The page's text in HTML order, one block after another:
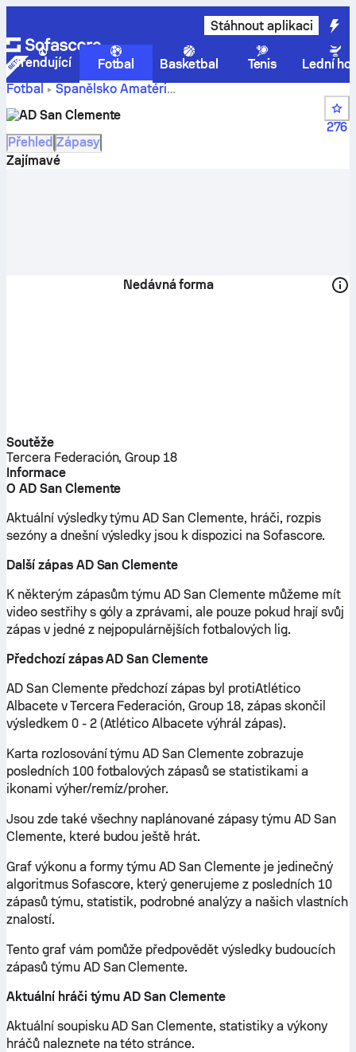
Stáhnout aplikaci
Trendující Fotbal Basketbal Tenis
Lední
Fotbal
ŠpanělskoAmatéri
Tercera Federación, Group 18
výsledky, zápasy, tabulky, a hráčské statistiky
AD San Clemente
276
Přehled Zápasy
Zajímavé
Nedávná forma
Soutěže
Tercera Federación, Group 18
Informace
O AD San Clemente
Aktuální výsledky týmu AD San Clemente, hráči, rozpis
sezóny a dnešní výsledky jsou k dispozici na Sofascore.
Další zápas AD San Clemente
K některým zápasům týmu AD San Clemente můžeme mít
video sestřihy s góly a zprávami, ale pouze pokud hrají svůj
zápas v jedné z nejpopulárnějších fotbalových lig.
Předchozí zápas AD San Clemente
AD San Clemente předchozí zápas byl protiAtlético
Albacete v Tercera Federación, Group 18, zápas skončil
výsledkem 0 - 2 (Atlético Albacete výhrál zápas).
Karta rozlosování týmu AD San Clemente zobrazuje
posledních 100 fotbalových zápasů se statistikami a
ikonami výher/remíz/proher.
Jsou zde také všechny naplánované zápasy týmu AD San
Clemente, které budou ještě hrát.
Graf výkonu a formy týmu AD San Clemente je jedinečný
algoritmus Sofascore, který generujeme z posledních 10
zápasů týmu, statistik, podrobné analýzy a našich vlastních
znalostí.
Tento graf vám pomůže předpovědět výsledky budoucích
zápasů týmu AD San Clemente.
Aktuální hráči týmu AD San Clemente
Aktuální soupisku AD San Clemente, statistiky a výkony
hráčů naleznete na této stránce.